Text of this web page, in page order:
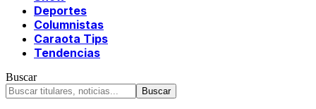
Deportes
Columnistas
Caraota Tips
Tendencias
Buscar